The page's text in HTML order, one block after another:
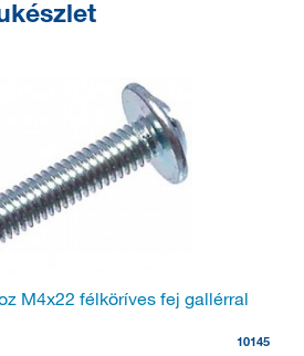
M4x22 félköríves fej gallérral
10145